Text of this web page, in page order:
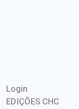
Login
EDIÇÕES CHC